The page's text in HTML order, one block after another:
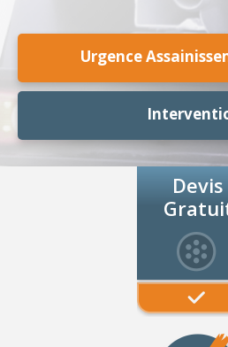
Urgence
Devis